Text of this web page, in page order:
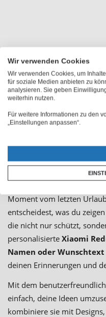
Xiaomi Redmi
Dein Smartphone ist ein
Alltag. Warum also nicht
ist wie du? Mit einer
wird
Moment vom letzten
entscheidest, was du
die nicht nur schützt,
personalisierte Xiaomi
Namen oder Wunschtext
deinen Erinnerungen und
Mit dem
einfach, deine Ideen
kombiniere sie mit
Wir verwenden Cookies
Wir verwenden Cookies, um
für soziale Medien anbieten zu
analysieren. Sie geben
weiterhin nutzen.
Für weitere Informationen zu den
„Einstellungen anpassen“.